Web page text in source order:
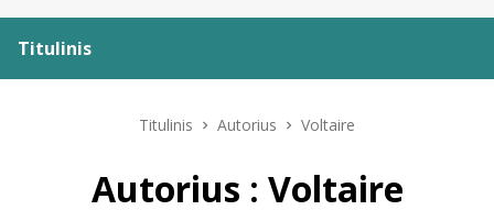
Titulinis
Titulinis Autorius Voltaire
Autorius : Voltaire